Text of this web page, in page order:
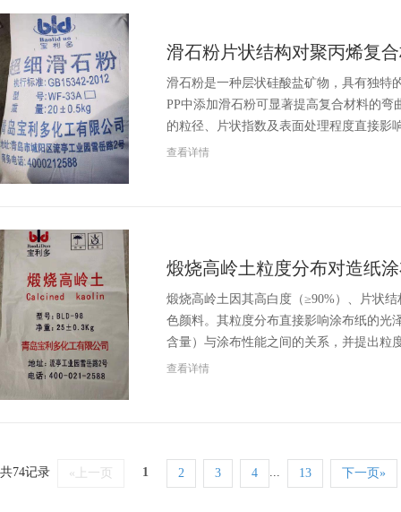
滑石粉片状结构对聚丙烯复
滑石粉是一种层状硅酸盐矿物，具有独特
PP中添加滑石粉可显著提高复合材料的
的粒径、片状指数及表面处理程度直接影
查看详情
煅烧高岭土粒度分布对造纸
煅烧高岭土因其高白度（≥90%）、片状
色颜料。其粒度分布直接影响涂布纸的光
含量）与涂布性能之间的关系，并提出粒
查看详情
共74记录 «上一页 1 2 3 4 13 下一页»